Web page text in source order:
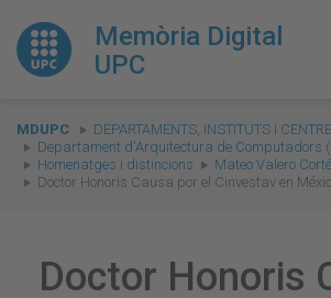
Memòria Digital
UPC
You
are
here:
MDUPC
DEPARTAMENTS, INSTITUTS I
Departament d'Arquitectura de Computadors
Homenatges i distincions
Mateo Valero
Doctor Honoris Causa por el Cinvestav en
Doctor Honoris